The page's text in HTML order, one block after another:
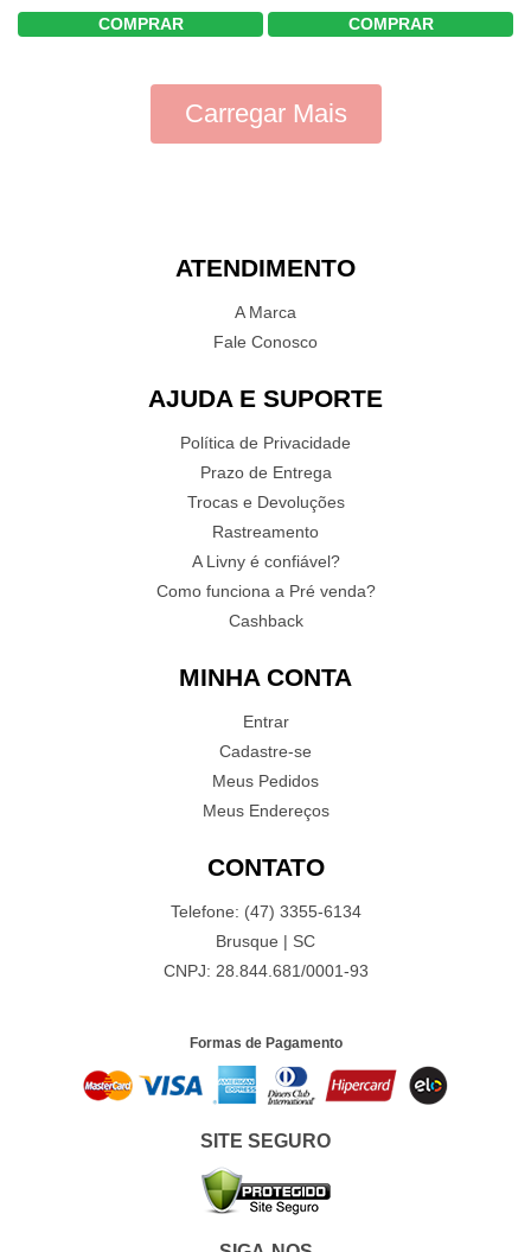
COMPRAR COMPRAR
Carregar Mais
ATENDIMENTO
A Marca
Fale Conosco
AJUDA E SUPORTE
Política de Privacidade
Prazo de Entrega
Trocas e Devoluções
Rastreamento
A Livny é confiável?
Como funciona a Pré venda?
Cashback
MINHA CONTA
Entrar
Cadastre-se
Meus Pedidos
Meus Endereços
CONTATO
Telefone: (47) 3355-6134
Brusque | SC
CNPJ: 28.844.681/0001-93
Formas de Pagamento
SITE SEGURO